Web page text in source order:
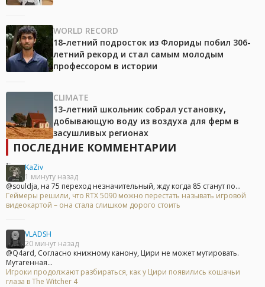
WORLD RECORD
18-летний подросток из Флориды побил 306-
летний рекорд и стал самым молодым
профессором в истории
CLIMATE
13-летний школьник собрал установку,
добывающую воду из воздуха для ферм в
засушливых регионах
ПОСЛЕДНИЕ КОММЕНТАРИИ
KaZiv
1 минуту назад
@souldja, на 75 переход незначительный, жду когда 85 станут по...
Геймеры решили, что RTX 5090 можно перестать называть игровой
видеокартой – она стала слишком дорого стоить
VLADSH
20 минут назад
@Q4ard, Согласно книжному канону, Цири не может мутировать.
Мутагенная...
Игроки продолжают разбираться, как у Цири появились кошачьи
глаза в The Witcher 4